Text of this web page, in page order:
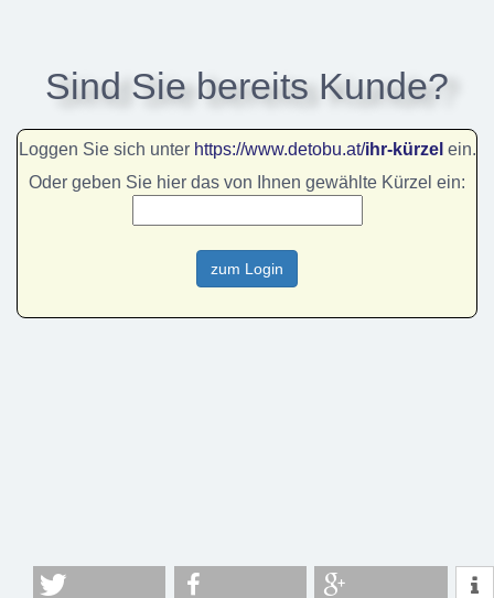
Sind Sie bereits Kunde?
Loggen Sie sich unter https://www.detobu.at/ihr-kürzel ein.
Oder geben Sie hier das von Ihnen gewählte Kürzel ein: